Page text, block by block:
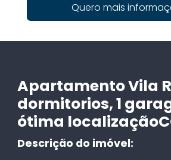
Quero mais
Apartamento Vila
dormitorios, 1
ótima
Descrição do imóvel: